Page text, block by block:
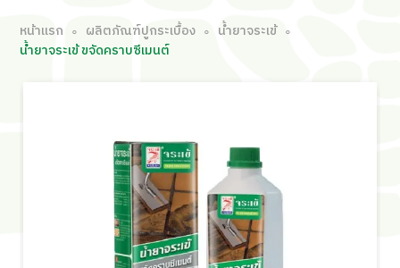
หน้าแรก ∘ ผลิตภัณฑ์ปูกระเบื้อง ∘ น้ำยาจระเข้ ∘
น้ำยาจระเข้ ขจัดคราบซีเมนต์